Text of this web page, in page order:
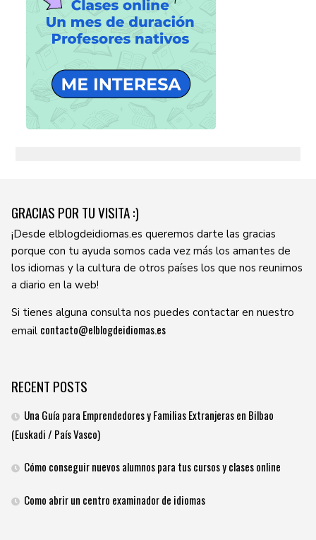
GRACIAS POR TU VISITA :)
¡Desde elblogdeidiomas.es queremos darte las gracias
porque con tu ayuda somos cada vez más los amantes de
los idiomas y la cultura de otros países los que nos reunimos
a diario en la web!
Si tienes alguna consulta nos puedes contactar en nuestro
email contacto@elblogdeidiomas.es
RECENT POSTS
Una Guía para Emprendedores y Familias Extranjeras en Bilbao
(Euskadi / País Vasco)
Cómo conseguir nuevos alumnos para tus cursos y clases online
Como abrir un centro examinador de idiomas